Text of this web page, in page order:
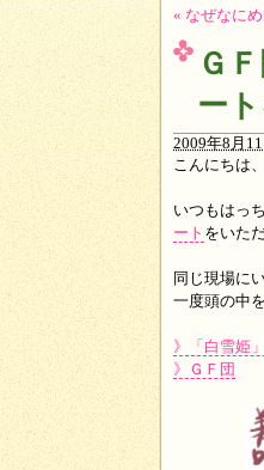
« なぜなに
Ｇ
ー
2009年8月
こんにちは
いつもはっ
ート をいた
同じ現場に
一度頭の中
》「白雪姫
》ＧＦ団